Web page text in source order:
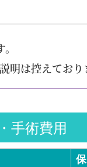
明は控えており
手術費用